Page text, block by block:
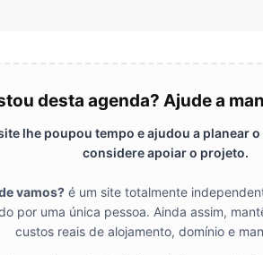
desta agenda? Ajude a
lhe poupou tempo e ajudou a planear
considere apoiar o projeto.
vamos? é um site totalmente
por uma única pessoa. Ainda assim,
custos reais de alojamento, domínio e